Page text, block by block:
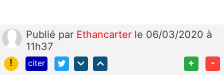
Publié par Ethancarter le 06/03/2020 à
11h37
!
citer + -